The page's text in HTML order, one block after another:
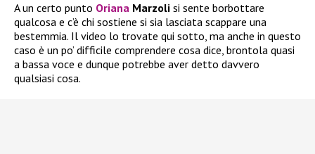
A un certo punto Oriana Marzoli si sente borbottare
qualcosa e c’è chi sostiene si sia lasciata scappare una
bestemmia. Il video lo trovate qui sotto, ma anche in questo
caso è un po’ difficile comprendere cosa dice, brontola quasi
a bassa voce e dunque potrebbe aver detto davvero
qualsiasi cosa.